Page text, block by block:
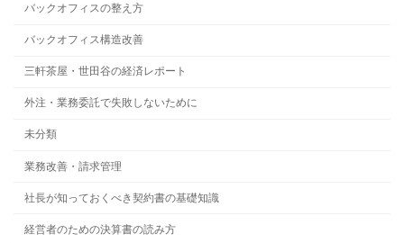
バックオフィスの整え方
バックオフィス構造改善
三軒茶屋・世田谷の経済レポート
外注・業務委託で失敗しないために
未分類
業務改善・請求管理
社長が知っておくべき契約書の基礎知識
経営者のための決算書の読み方